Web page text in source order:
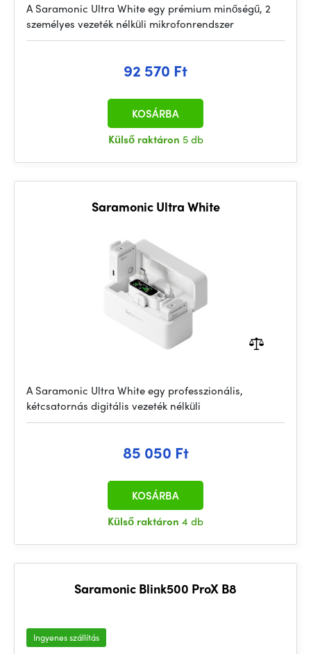
A Saramonic Ultra White egy prémium minőségű, 2
személyes vezeték nélküli mikrofonrendszer
92 570 Ft
Külső raktáron 5 db
KOSÁRBA
Saramonic Ultra White
A Saramonic Ultra White egy professzionális,
kétcsatornás digitális vezeték nélküli
85 050 Ft
Külső raktáron 4 db
KOSÁRBA
Saramonic Blink500 ProX B8
Ingyenes szállítás